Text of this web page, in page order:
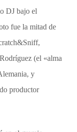
DJ bajo el
fue la mitad de
(el «alma
y
productor